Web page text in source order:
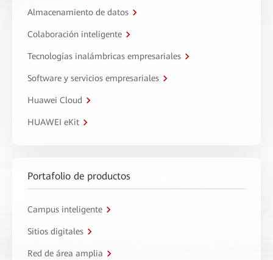
Almacenamiento de datos
Colaboración inteligente
Tecnologías inalámbricas empresariales
Software y servicios empresariales
Huawei Cloud
HUAWEI eKit
Portafolio de productos
Campus inteligente
Sitios digitales
Red de área amplia